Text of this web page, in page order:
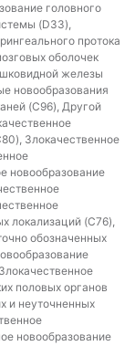
головного
(D33),
протока
оболочек
железы
новообразования
(C96), Другой
Злокачественное
новообразование
локализаций (C76),
обозначенных
половых органов
и неуточненных
новообразование